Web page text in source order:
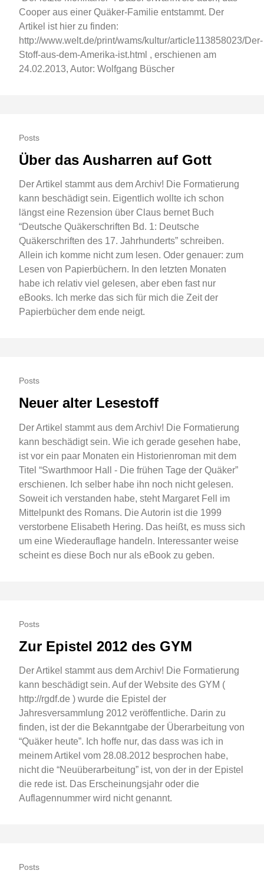
Cooper aus einer Quäker-Familie entstammt. Der
Artikel ist hier zu finden:
http://www.welt.de/print/wams/kultur/article113858023/Der-
Stoff-aus-dem-Amerika-ist.html , erschienen am
24.02.2013, Autor: Wolfgang Büscher
Posts
Über das Ausharren auf Gott
Der Artikel stammt aus dem Archiv! Die Formatierung
kann beschädigt sein. Eigentlich wollte ich schon
längst eine Rezension über Claus bernet Buch
“Deutsche Quäkerschriften Bd. 1: Deutsche
Quäkerschriften des 17. Jahrhunderts” schreiben.
Allein ich komme nicht zum lesen. Oder genauer: zum
Lesen von Papierbüchern. In den letzten Monaten
habe ich relativ viel gelesen, aber eben fast nur
eBooks. Ich merke das sich für mich die Zeit der
Papierbücher dem ende neigt.
Posts
Neuer alter Lesestoff
Der Artikel stammt aus dem Archiv! Die Formatierung
kann beschädigt sein. Wie ich gerade gesehen habe,
ist vor ein paar Monaten ein Historienroman mit dem
Titel “Swarthmoor Hall - Die frühen Tage der Quäker”
erschienen. Ich selber habe ihn noch nicht gelesen.
Soweit ich verstanden habe, steht Margaret Fell im
Mittelpunkt des Romans. Die Autorin ist die 1999
verstorbene Elisabeth Hering. Das heißt, es muss sich
um eine Wiederauflage handeln. Interessanter weise
scheint es diese Boch nur als eBook zu geben.
Posts
Zur Epistel 2012 des GYM
Der Artikel stammt aus dem Archiv! Die Formatierung
kann beschädigt sein. Auf der Website des GYM (
http://rgdf.de ) wurde die Epistel der
Jahresversammlung 2012 veröffentliche. Darin zu
finden, ist der die Bekanntgabe der Überarbeitung von
“Quäker heute”. Ich hoffe nur, das dass was ich in
meinem Artikel vom 28.08.2012 besprochen habe,
nicht die “Neuüberarbeitung” ist, von der in der Epistel
die rede ist. Das Erscheinungsjahr oder die
Auflagennummer wird nicht genannt.
Posts